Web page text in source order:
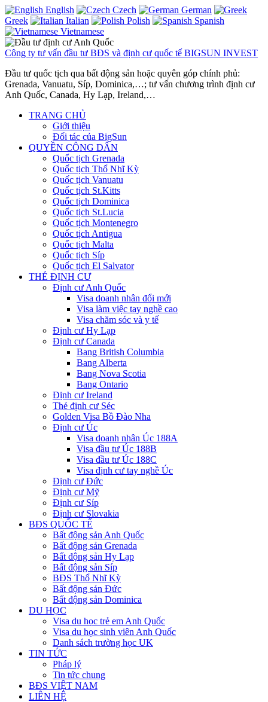
English Czech
German
Greek
Italian Polish
Spanish
Vietnamese
Công ty tư vấn đầu tư BĐS và định cư quốc tế BIGSUN INVEST
Đầu tư quốc tịch qua bất động sản hoặc quyên góp chính phủ:
Grenada, Vanuatu, Síp, Dominica,…; tư vấn chương trình định cư
Anh Quốc, Canada, Hy Lạp, Ireland,…
TRANG CHỦ
Giới thiệu
Đối tác của BigSun
QUYỀN CÔNG DÂN
Quốc tịch Grenada
Quốc tịch Thổ Nhĩ Kỳ
Quốc tịch Vanuatu
Quốc tịch St.Kitts
Quốc tịch Dominica
Quốc tịch St.Lucia
Quốc tịch Montenegro
Quốc tịch Antigua
Quốc tịch Malta
Quốc tịch Síp
Quốc tịch El Salvator
THẺ ĐỊNH CƯ
Định cư Anh Quốc
Visa doanh nhân đổi mới
Visa làm việc tay nghề cao
Visa chăm sóc và y tế
Định cư Hy Lạp
Định cư Canada
Bang British Columbia
Bang Alberta
Bang Nova Scotia
Bang Ontario
Định cư Ireland
Thẻ định cư Séc
Golden Visa Bồ Đào Nha
Định cư Úc
Visa doanh nhân Úc 188A
Visa đầu tư Úc 188B
Visa đầu tư Úc 188C
Visa định cư tay nghề Úc
Định cư Đức
Định cư Mỹ
Định cư Síp
Định cư Slovakia
BĐS QUỐC TẾ
Bất động sản Anh Quốc
Bất động sản Grenada
Bất động sản Hy Lạp
Bất động sản Síp
BĐS Thổ Nhĩ Kỳ
Bất động sản Đức
Bất động sản Dominica
DU HỌC
Visa du học trẻ em Anh Quốc
Visa du học sinh viên Anh Quốc
Danh sách trường học UK
TIN TỨC
Pháp lý
Tin tức chung
BĐS VIỆT NAM
LIÊN HỆ